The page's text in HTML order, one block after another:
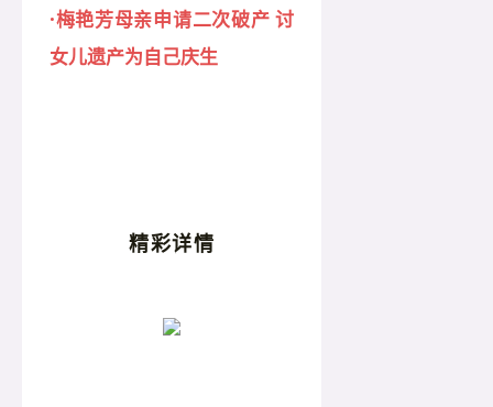
·梅艳芳母亲申请二次破产 讨
女儿遗产为自己庆生
精彩详情